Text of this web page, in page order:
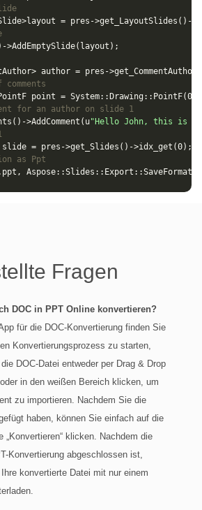
>layout = pres ->get_LayoutSlides () ->
->AddEmptySlide( layout );
> author = pres ->get_CommentAuthors
point = System:: Drawing :: PointF(
for an author on slide 1
() ->AddComment ( u"Hello John, this is a
slide = pres ->get_Slides () ->idx_get (0);
as Ppt
ppt , Aspose::Slides :: Export ::SaveFormat
Fragen
DOC in PPT Online konvertieren?
für die DOC-Konvertierung finden Sie
Konvertierungsprozess zu starten,
DOC-Datei entweder per Drag & Drop
in den weißen Bereich klicken, um
zu importieren. Nachdem Sie die
haben, können Sie einfach auf die
„Konvertieren“ klicken. Nachdem die
Konvertierung abgeschlossen ist,
konvertierte Datei mit nur einem